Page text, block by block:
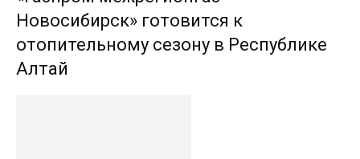
Новосибирск» готовится к
отопительному сезону в Республике
Алтай